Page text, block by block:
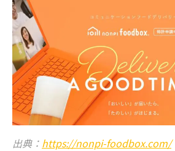
出典： https://nonpi-foodbox.com/